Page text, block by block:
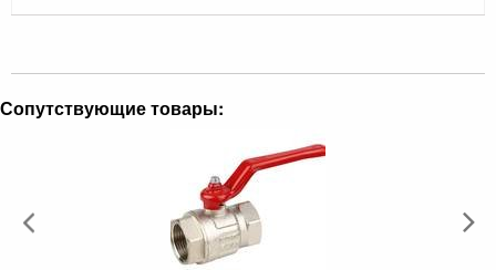
Сопутствующие товары: